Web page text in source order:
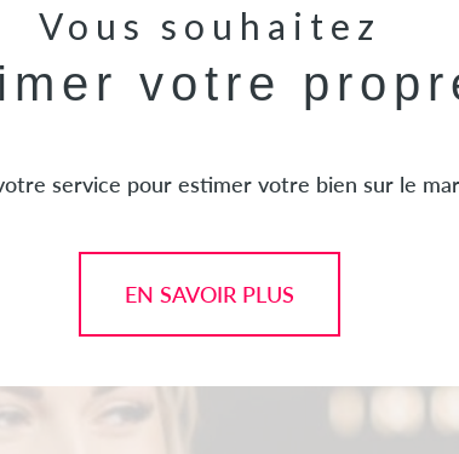
Vous souhaitez
votre
service pour estimer votre bien sur le
EN SAVOIR PLUS